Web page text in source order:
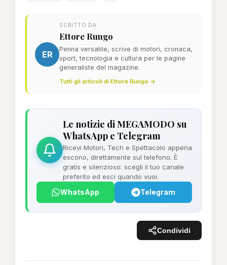
ER
SCRITTO DA
Ettore Rungo
Penna versatile, scrive di motori, cronaca,
sport, tecnologia e cultura per le pagine
generaliste del magazine.
Tutti gli articoli di Ettore Rungo →
Le notizie di MEGAMODO su
WhatsApp e Telegram
Ricevi Motori, Tech e Spettacolo appena
escono, direttamente sul telefono. È
gratis e silenzioso: scegli il tuo canale
preferito ed esci quando vuoi.
WhatsApp Telegram
Condividi